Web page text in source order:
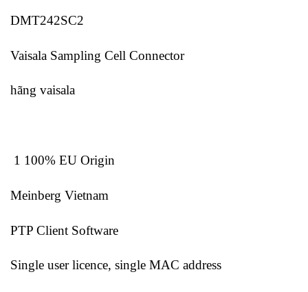
DMT242SC2
Vaisala Sampling Cell Connector
hãng vaisala
1 100% EU Origin
Meinberg Vietnam
PTP Client Software
Single user licence, single MAC address